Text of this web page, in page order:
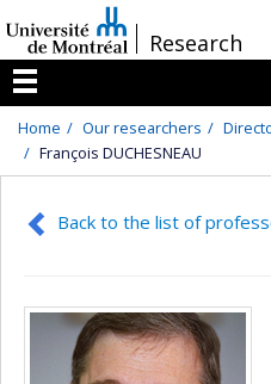
au
contenu
/Research
Menu
Home Our researchers
François DUCHESNEAU
Back to the list of